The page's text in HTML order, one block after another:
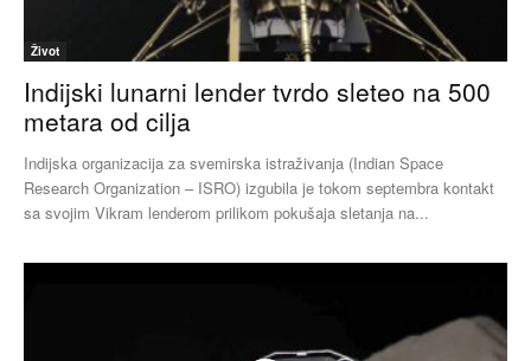
Život
Indijski lunarni lender tvrdo sleteo na 500
metara od cilja
Indijska organizacija za svemirska istraživanja (Indian Space
Research Organization – ISRO) izgubila je tokom septembra kontakt
sa svojim Vikram lenderom prilikom pokušaja sletanja na...